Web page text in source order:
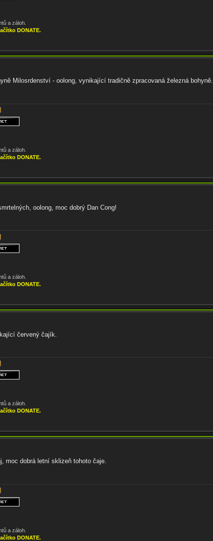
a záloh.
DONATE.
Milosrdenství - oolong, vynikající tradičně zpracovaná železná bohyně.
a záloh.
DONATE.
oolong, moc dobrý Dan Cong!
a záloh.
DONATE.
červený čajík.
a záloh.
DONATE.
moc dobrá letní sklizeň tohoto čaje.
a záloh.
DONATE.